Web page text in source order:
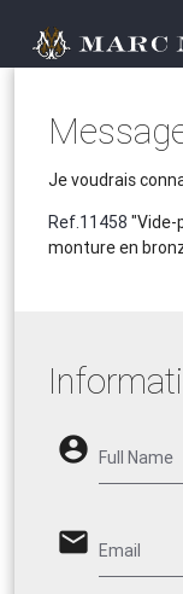
Je voudrais
Ref.11458 "Vide-
monture en
account_circle Full Name
email Email